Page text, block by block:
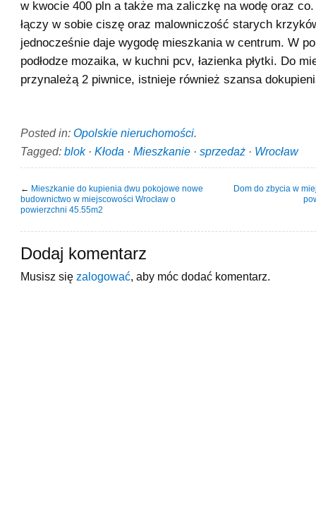
w kwocie 400 pln a także ma zaliczkę na wodę oraz
łączy w sobie ciszę oraz malowniczość starych
jednocześnie daje wygodę mieszkania w centrum. W
podłodze mozaika, w kuchni pcv, łazienka płytki. Do
przynależą 2 piwnice, istnieje również szansa
Posted in: Opolskie nieruchomości.
Tagged: blok· Kłoda · Mieszkanie · sprzedaż · Wrocław
← Mieszkanie do kupienia dwu pokojowe nowe
budownictwo w miejscowości Wrocław o
powierzchni 45.55m2
Dom do zbycia w
Dodaj komentarz
Musisz się zalogować , aby móc dodać komentarz.